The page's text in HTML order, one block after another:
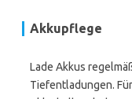
Akkupflege
Lade Akkus
Tiefentladungen.